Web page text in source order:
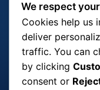
We respect
Cookies help us
deliver
traffic. You can
by clicking
consent or